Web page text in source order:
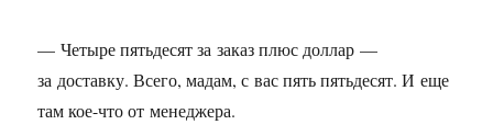
— Четыре пятьдесят за заказ плюс доллар —
за доставку. Всего, мадам, с вас пять пятьдесят. И еще
там кое-что от менеджера.